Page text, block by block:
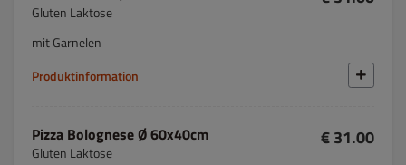
Gluten Laktose
mit Garnelen
Produktinformation
Pizza Bolognese Ø 60x40cm
Gluten Laktose
€ 31.00